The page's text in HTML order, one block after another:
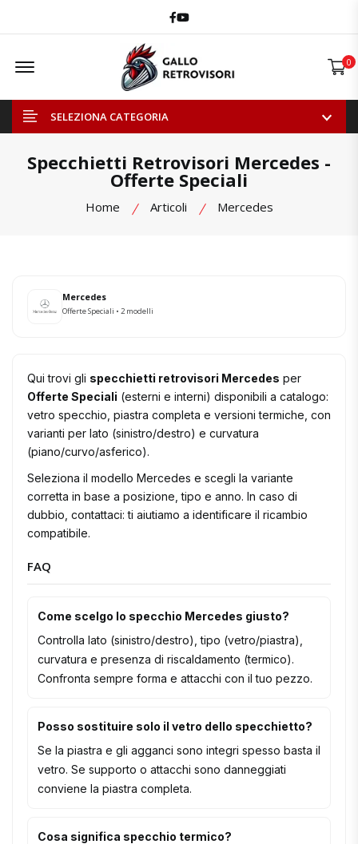
Facebook
Youtube
Offcanvas Menu Open 0
SELEZIONA CATEGORIA
Specchietti Retrovisori Mercedes -
Offerte Speciali
Home Articoli Mercedes
Mercedes
Offerte Speciali • 2 modelli
Qui trovi gli specchietti retrovisori Mercedes per
Offerte Speciali (esterni e interni) disponibili a catalogo:
vetro specchio, piastra completa e versioni termiche, con
varianti per lato (sinistro/destro) e curvatura
(piano/curvo/asferico).
Seleziona il modello Mercedes e scegli la variante
corretta in base a posizione, tipo e anno. In caso di
dubbio, contattaci: ti aiutiamo a identificare il ricambio
compatibile.
FAQ
Come scelgo lo specchio Mercedes giusto?
Controlla lato (sinistro/destro), tipo (vetro/piastra),
curvatura e presenza di riscaldamento (termico).
Confronta sempre forma e attacchi con il tuo pezzo.
Posso sostituire solo il vetro dello specchietto?
Se la piastra e gli agganci sono integri spesso basta il
vetro. Se supporto o attacchi sono danneggiati
conviene la piastra completa.
Cosa significa specchio termico?